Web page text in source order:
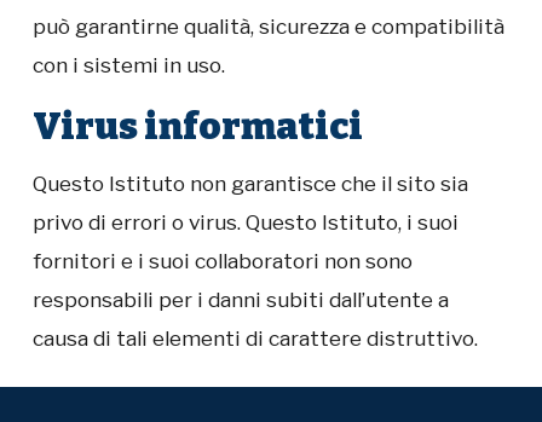
può garantirne qualità, sicurezza e compatibilità
con i sistemi in uso.
Virus informatici
Questo Istituto non garantisce che il sito sia
privo di errori o virus. Questo Istituto, i suoi
fornitori e i suoi collaboratori non sono
responsabili per i danni subiti dall’utente a
causa di tali elementi di carattere distruttivo.